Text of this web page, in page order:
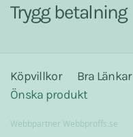
Trygg betalning
Köpvillkor Bra Länkar
Önska produkt
Webbpartner Webbproffs.se